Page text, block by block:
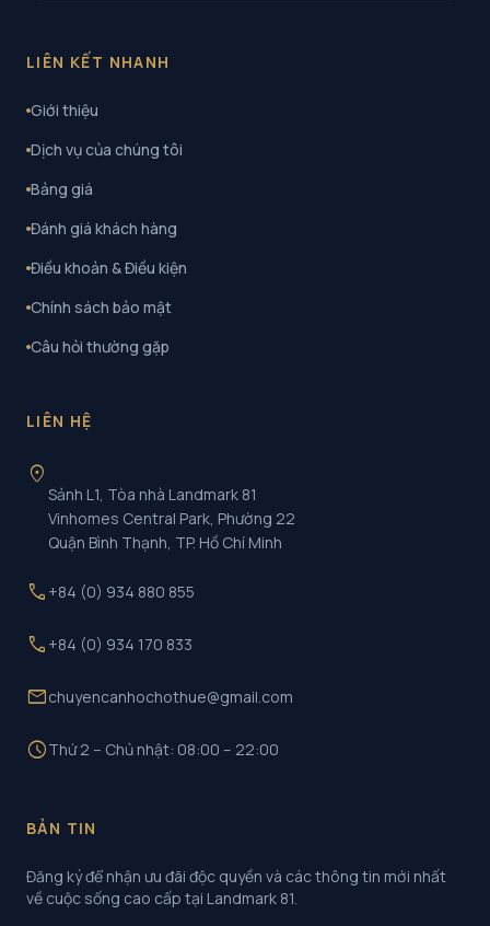
LIÊN KẾT NHANH
Giới thiệu
Dịch vụ của chúng tôi
Bảng giá
Đánh giá khách hàng
Điều khoản & Điều kiện
Chính sách bảo mật
Câu hỏi thường gặp
LIÊN HỆ
location_on
Sảnh L1, Tòa nhà Landmark 81
Vinhomes Central Park, Phường 22
Quận Bình Thạnh, TP. Hồ Chí Minh
call +84 (0) 934 880 855
call +84 (0) 934 170 833
mailchuyencanhochothue@gmail.com
scheduleThứ 2 – Chủ nhật: 08:00 – 22:00
BẢN TIN
Đăng ký để nhận ưu đãi độc quyền và các thông tin mới nhất
về cuộc sống cao cấp tại Landmark 81.